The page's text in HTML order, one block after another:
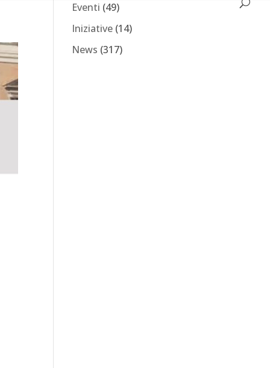
Eventi (49)
Iniziative (14)
News (317)